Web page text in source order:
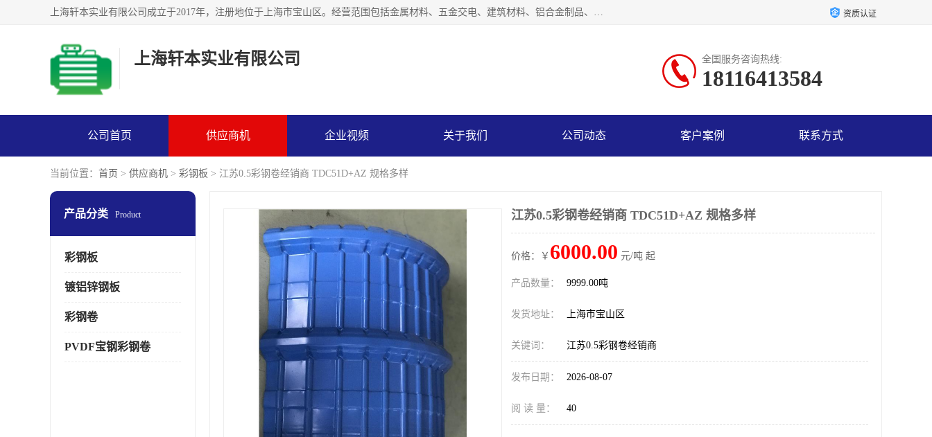
上海轩本实业有限公司成立于2017年，注册地位于上海市宝山区。经营范围包括金属材料、五金交电、建筑材料、铝合金制品、机械设备、电线电缆、装潢材料等；公司主营产品：宝钢彩钢板、宝钢彩钢卷、宝钢彩涂板、宝钢彩涂卷、宝钢高耐候彩钢板，宝钢氟碳彩钢板。是一家集钢铁贸易，物流、加工为一体的产业全配套公司。 资质认证
上海轩本实业有限公司 全国服务咨询热线:
18116413584
公司首页 供应商机 企业视频 关于我们 公司动态 客户案例 联系方式
当前位置： 首页 > 供应商机 > 彩钢板 > 江苏0.5彩钢卷经销商 TDC51D+AZ 规格多样
产品分类 Product
彩钢板
镀铝锌钢板
彩钢卷
PVDF宝钢彩钢卷
江苏0.5彩钢卷经销商 TDC51D+AZ 规格多样
价格：￥ 6000.00 元/吨 起
产品数量： 9999.00吨
发货地址： 上海市宝山区
关键词： 江苏0.5彩钢卷经销商
发布日期： 2026-08-07
阅 读 量： 40